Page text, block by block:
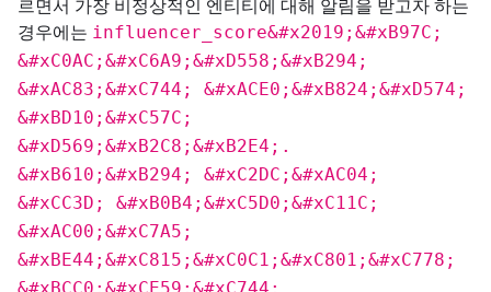
르면서 가장 비정상적인 엔티티에 대해 알림을 받고자 하는
경우에는 influencer_score&#x2019;&#xB97C;
&#xC0AC;&#xC6A9;&#xD558;&#xB294;
&#xAC83;&#xC744; &#xACE0;&#xB824;&#xD574;
&#xBD10;&#xC57C;
&#xD569;&#xB2C8;&#xB2E4;.
&#xB610;&#xB294; &#xC2DC;&#xAC04;
&#xCC3D; &#xB0B4;&#xC5D0;&#xC11C;
&#xAC00;&#xC7A5;
&#xBE44;&#xC815;&#xC0C1;&#xC801;&#xC778;